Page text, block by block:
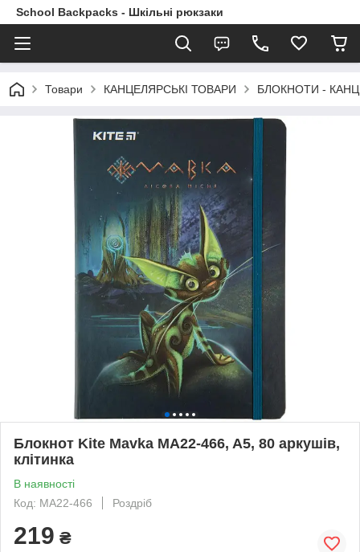
School Backpacks - Шкільні рюкзаки
Товари КАНЦЕЛЯРСЬКІ ТОВАРИ БЛОКНОТИ -
Блокнот Kite Mavka MA22-466, A5, 80 аркушів,
клітинка
В наявності
Код: MA22-466
Роздріб
219 ₴